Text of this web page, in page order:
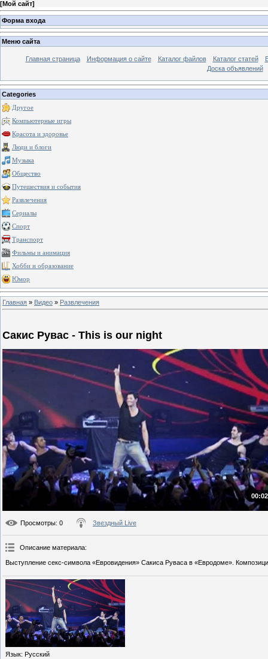
[Мой сайт]
Форма входа
Меню сайта
Главная страница Информация о сайте Каталог файлов Каталог статей
Доска объявлений
Categories
Другое
Компьютерные игры
Красота и здоровье
Люди и блоги
Музыка
Общество
Путешествия и события
Развлечения
Сериалы
Спорт
Транспорт
Фильмы и анимация
Хобби и образование
Юмор
Главная » Видео » Развлечения
Сакис Рувас - This is our night
Просмотры: 0 Звездный Live
Описание материала:
Выступление секс-символа «Евровидения» Сакиса Руваса в «Евродоме».
Язык: Русский